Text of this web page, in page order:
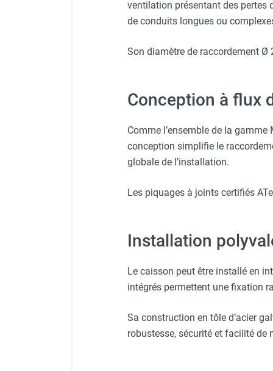
Chauffage mobile électrique, fioul et
Chauffage électrique soufflant
punaises de lit
Chauffage électrique par convection
Chauffage mobile au fioul et GNR
Chauffage fioul soufflant avec
Chauffage fioul soufflant avec
cheminée à combustion directe
Chauffage fioul
Chauffage mobile au gaz propane /
combustion directe
Chauffage mobile au gaz à
ventilation présentant des pertes
de conduits longues ou
Son diamètre de raccordement Ø
Conception à flux
Comme l’ensemble de la gamme
conception simplifie le
globale de l’installation.
Les piquages à joints certifiés
Installation
Le caisson peut être installé en
intégrés permettent une fixation
Sa construction en tôle d’acier
robustesse, sécurité et facilité de